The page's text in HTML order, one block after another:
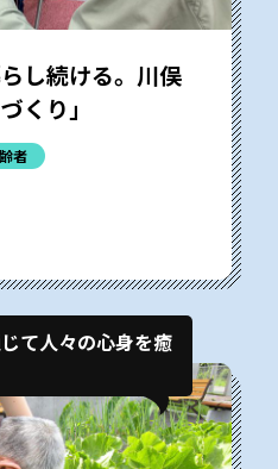
し続ける。川俣
くり」
者
て人々の心身を癒